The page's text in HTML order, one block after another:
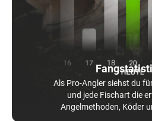
Als Pro-Angler siehst du
und jede Fischart die
Angelmethoden, Köder